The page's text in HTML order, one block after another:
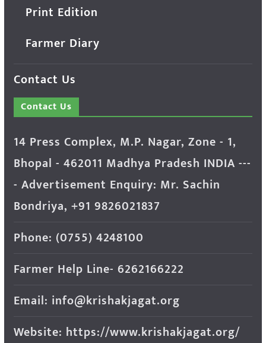
Print Edition
Farmer Diary
Contact Us
Contact Us
14 Press Complex, M.P. Nagar, Zone - 1,
Bhopal - 462011 Madhya Pradesh INDIA ---
- Advertisement Enquiry: Mr. Sachin
Bondriya, +91 9826021837
Phone: (0755) 4248100
Farmer Help Line- 6262166222
Email: info@krishakjagat.org
Website: https://www.krishakjagat.org/